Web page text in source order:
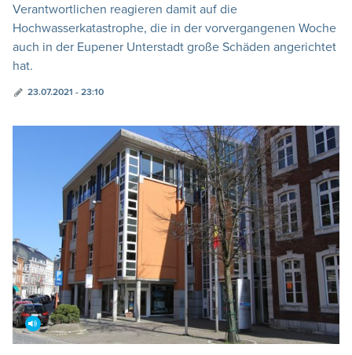
Verantwortlichen reagieren damit auf die
Hochwasserkatastrophe, die in der vorvergangenen Woche
auch in der Eupener Unterstadt große Schäden angerichtet
hat.
23.07.2021 - 23:10